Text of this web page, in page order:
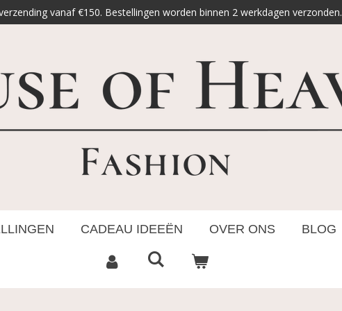
vanaf €150. Bestellingen worden binnen 2 werkdagen verzonden.
CADEAU IDEEËN OVER ONS BLOG